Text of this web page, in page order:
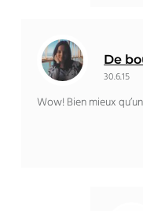
De
30.6.15
Wow! Bien mieux